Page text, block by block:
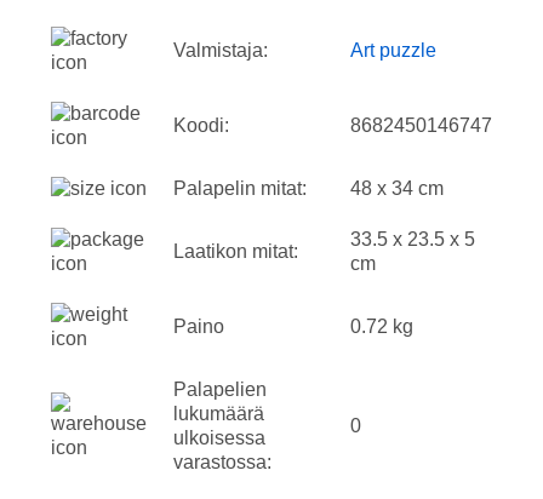
Valmistaja: Art puzzle
Koodi: 8682450146747
Palapelin mitat: 48 x 34 cm
Laatikon mitat:
33.5 x 23.5 x 5
cm
Paino 0.72 kg
Palapelien
lukumäärä
ulkoisessa
varastossa:
0